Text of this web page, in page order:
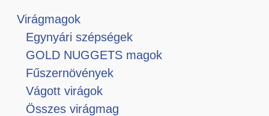
Virágmagok
Egynyári szépségek
GOLD NUGGETS magok
Fűszernövények
Vágott virágok
Összes virágmag